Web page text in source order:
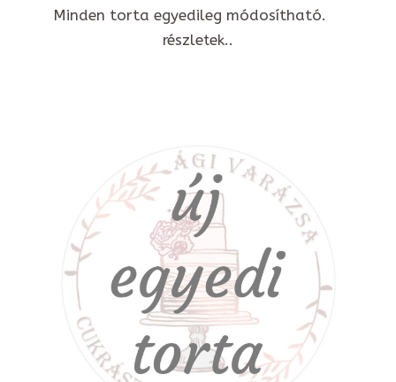
Minden torta egyedileg módosítható.
részletek..